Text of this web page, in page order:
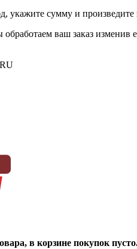
укажите сумму и произведите
ваш заказ изменив
в корзине покупок